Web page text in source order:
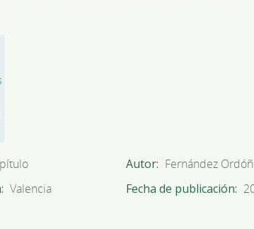
Autor Fernández
Valencia Fecha de publicación